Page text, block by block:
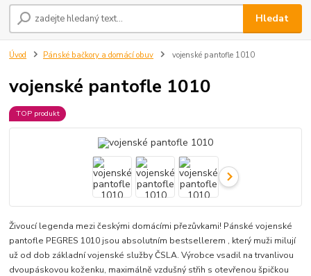
Hledat
Úvod Pánské bačkory a domácí obuv vojenské pantofle 1010
vojenské pantofle 1010
TOP produkt
Živoucí legenda mezi českými domácími přezůvkami! Pánské vojenské
pantofle PEGRES 1010 jsou absolutním bestsellerem , který muži milují
už od dob základní vojenské služby ČSLA. Výrobce vsadil na trvanlivou
dvoupáskovou koženku, maximálně vzdušný střih s otevřenou špičkou